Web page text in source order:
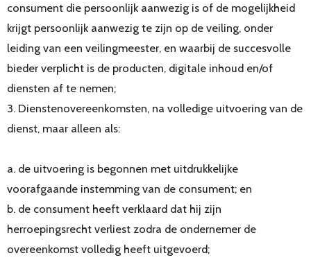
consument die persoonlijk aanwezig is of de mogelijkheid
krijgt persoonlijk aanwezig te zijn op de veiling, onder
leiding van een veilingmeester, en waarbij de succesvolle
bieder verplicht is de producten, digitale inhoud en/of
diensten af te nemen;
3. Dienstenovereenkomsten, na volledige uitvoering van de
dienst, maar alleen als:
a. de uitvoering is begonnen met uitdrukkelijke
voorafgaande instemming van de consument; en
b. de consument heeft verklaard dat hij zijn
herroepingsrecht verliest zodra de ondernemer de
overeenkomst volledig heeft uitgevoerd;